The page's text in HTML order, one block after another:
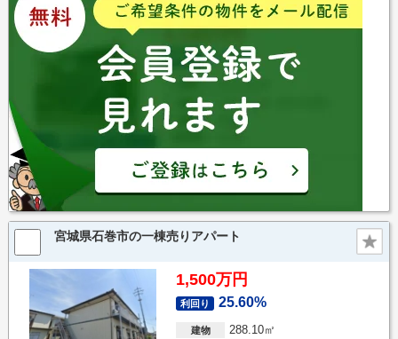
宮城県石巻市の一棟売りアパート
1,500万円
利回り 25.60%
建物 288.10㎡